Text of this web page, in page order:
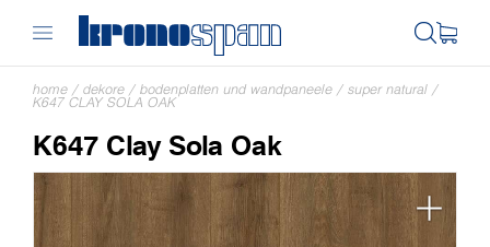
home / dekore / bodenplatten und wandpaneele / super natural /
K647 CLAY SOLA OAK
K647 Clay Sola Oak